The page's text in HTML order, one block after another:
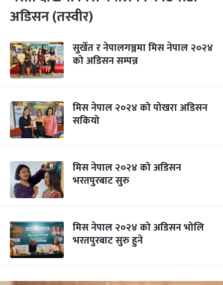
अडिसन (तस्वीर)
सुर्खेत र नेपालगञ्जमा मिस नेपाल २०२४
को अडिसन सम्पन्न
मिस नेपाल २०२४ को पोखरा अडिसन
सकियो
मिस नेपाल २०२४ को अडिसन
भरतपुरबाट सुरु
मिस नेपाल २०२४ को अडिसन भोलि
भरतपुरबाट सुरु हुने